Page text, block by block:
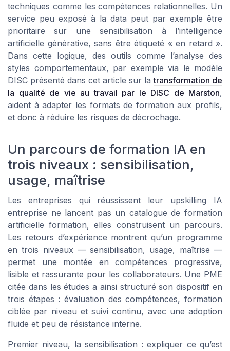
techniques comme les compétences relationnelles. Un
service peu exposé à la data peut par exemple être
prioritaire sur une sensibilisation à l’intelligence
artificielle générative, sans être étiqueté « en retard ».
Dans cette logique, des outils comme l’analyse des
styles comportementaux, par exemple via le modèle
DISC présenté dans cet article sur latransformation de
la qualité de vie au travail par le DISC de Marston,
aident à adapter les formats de formation aux profils,
et donc à réduire les risques de décrochage.
Un parcours de formation IA en
trois niveaux : sensibilisation,
usage, maîtrise
Les entreprises qui réussissent leur upskilling IA
entreprise ne lancent pas un catalogue de formation
artificielle formation, elles construisent un parcours.
Les retours d’expérience montrent qu’un programme
en trois niveaux — sensibilisation, usage, maîtrise —
permet une montée en compétences progressive,
lisible et rassurante pour les collaborateurs. Une PME
citée dans les études a ainsi structuré son dispositif en
trois étapes : évaluation des compétences, formation
ciblée par niveau et suivi continu, avec une adoption
fluide et peu de résistance interne.
Premier niveau, la sensibilisation : expliquer ce qu’est